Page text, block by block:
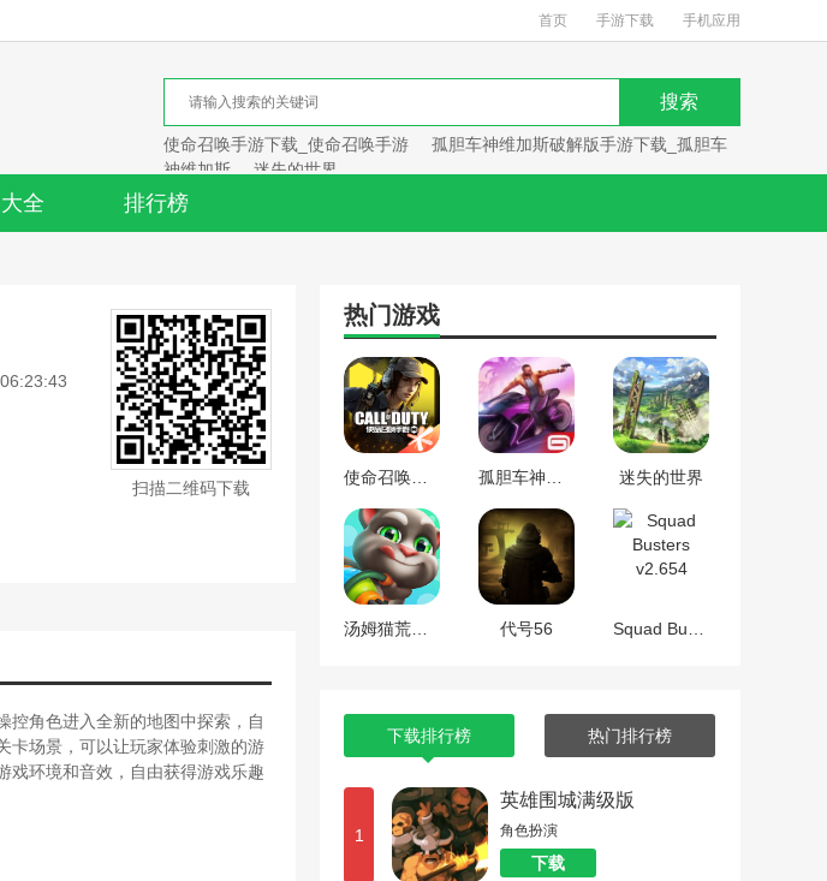
首页 手游下载 手机应用
使命召唤手游下载_使命召唤手游
孤胆车神维加斯破解版手游下载_孤胆车
神维加斯
迷失的世界
全 排行榜
扫描二维码下载
控角色进入全新的地图中探索，自
卡场景，可以让玩家体验刺激的游
戏环境和音效，自由获得游戏乐趣
热门游戏
迷失的世界
代号56
下载排行榜 热门排行榜
1
英雄围城满级版
角色扮演
下载